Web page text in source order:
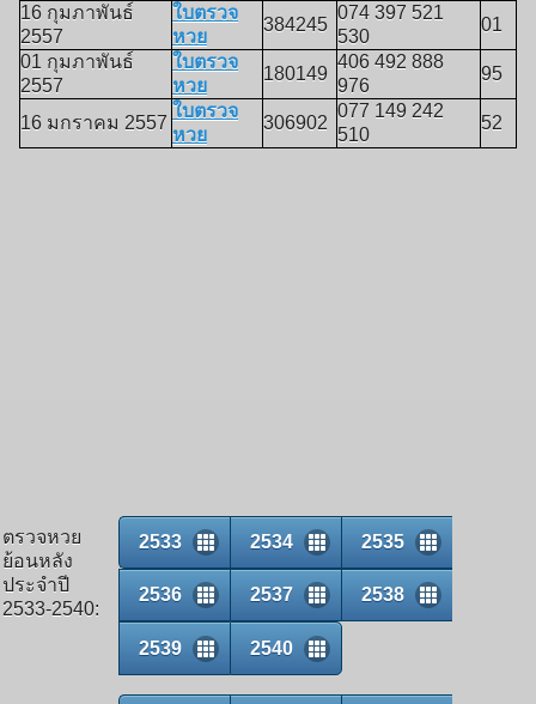
16 กุมภาพันธ์
2557
ใบตรวจ
หวย
384245
074 397 521
530
01
01 กุมภาพันธ์
2557
ใบตรวจ
หวย
180149
406 492 888
976
95
16 มกราคม 2557
ใบตรวจ
หวย
306902
077 149 242
510
52
ตรวจหวย
ย้อนหลัง
ประจำปี
2533-2540:
2533 2534 2535
2536 2537 2538
2539 2540